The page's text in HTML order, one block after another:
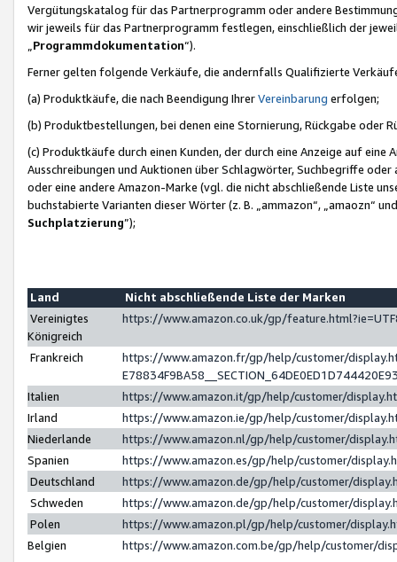
Vergütungskatalog für das Partnerprogramm oder andere
wir jeweils für das Partnerprogramm festlegen, einschließlich der
Programmdokumentation“).
Ferner gelten folgende Verkäufe, die andernfalls Qualifizierte
(a) Produktkäufe, die nach Beendigung IhrerVereinbarung erfolgen;
(b) Produktbestellungen, bei denen eine Stornierung, Rückgabe oder
(c) Produktkäufe durch einen Kunden, der durch eine Anzeige auf
Ausschreibungen und Auktionen über Schlagwörter, Suchbegriffe
oder eine andere Amazon-Marke (vgl. die nicht abschließende Liste
buchstabierte Varianten dieser Wörter (z. B. „ammazon“, „amaozn“
Suchplatzierung”);
Land
Nicht abschließende Liste der Marken
Vereinigtes
Königreich
https://www.amazon.co.uk/gp/
Frankreich
https://www.amazon.fr/gp/help/customer/
Italien
https://www.amazon.it/gp/help/customer/
Irland
https://www.amazon.ie/gp/help/customer/
Niederlande
https://www.amazon.nl/gp/help/customer/
Spanien
https://www.amazon.es/gp/help/customer/
Deutschland
https://www.amazon.de/gp/help/customer/
Schweden
https://www.amazon.de/gp/help/customer/
Polen
https://www.amazon.pl/gp/help/customer/
Belgien
https://www.amazon.com.be/gp/help/customer/